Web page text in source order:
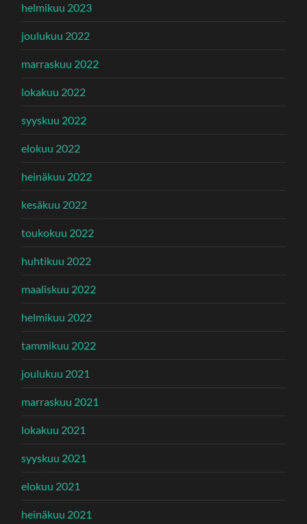
helmikuu 2023
joulukuu 2022
marraskuu 2022
lokakuu 2022
syyskuu 2022
elokuu 2022
heinäkuu 2022
kesäkuu 2022
toukokuu 2022
huhtikuu 2022
maaliskuu 2022
helmikuu 2022
tammikuu 2022
joulukuu 2021
marraskuu 2021
lokakuu 2021
syyskuu 2021
elokuu 2021
heinäkuu 2021